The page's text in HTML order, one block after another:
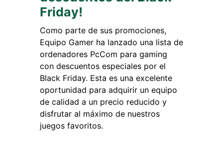
Friday!
Como parte de sus promociones,
Equipo Gamer ha lanzado una lista de
ordenadores PcCom para gaming
con descuentos especiales por el
Black Friday. Esta es una excelente
oportunidad para adquirir un equipo
de calidad a un precio reducido y
disfrutar al máximo de nuestros
juegos favoritos.